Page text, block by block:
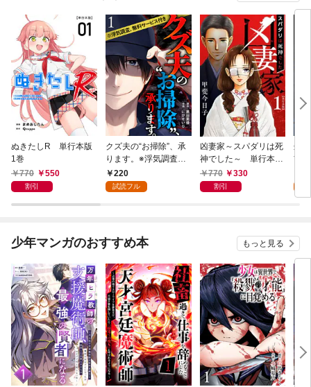
ぬきたしR 単行本版
1巻
770
550
割引
クズ夫の“お掃除”、承
ります。※浮気調査、
無料サービス付き 1巻
220
試読フル
凶妻家～スパダリは死
神でした～ 単行本版
1巻770 330
割引
処
讐
少年マンガのおすすめ本 もっと見る